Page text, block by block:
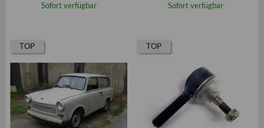
Sofort verfügbar Sofort verfügbar
TOP TOP